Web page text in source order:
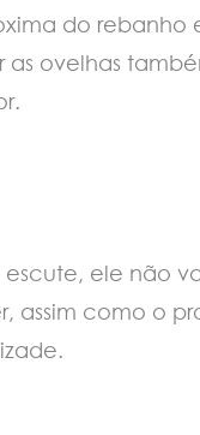
do rebanho
ovelhas
escute, ele não
assim como o